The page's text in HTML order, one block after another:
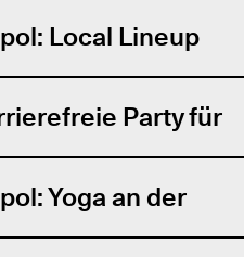
Local Lineup
Party für
Yoga an der